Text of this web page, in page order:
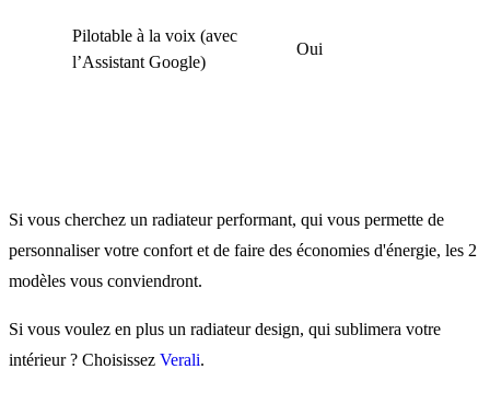
Pilotable à la voix (avec
l’Assistant Google)
Oui
Si vous cherchez un radiateur performant, qui vous permette de
personnaliser votre confort et de faire des économies d'énergie, les 2
modèles vous conviendront.
Si vous voulez en plus un radiateur design, qui sublimera votre
intérieur ? Choisissez Verali.